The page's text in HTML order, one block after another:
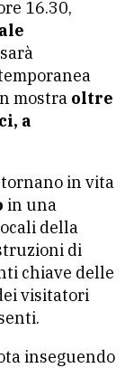
16.30,
sarà
mostra oltre
a
tornano in vita
in una
della
di
chiave delle
visitatori
inseguendo